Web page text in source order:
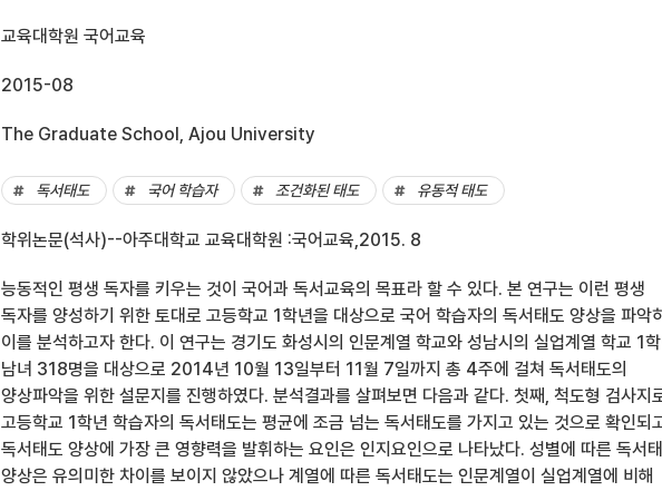
교육대학원 국어교육
2015-08
The Graduate School, Ajou University
독서태도 국어 학습자 조건화된 태도 유동적 태도
학위논문(석사)--아주대학교 교육대학원 :국어교육,2015. 8
능동적인 평생 독자를 키우는 것이 국어과 독서교육의 목표라 할 수 있다. 본 연구는 이런 평생
독자를 양성하기 위한 토대로 고등학교 1학년을 대상으로 국어 학습자의 독서태도 양상을 파악
이를 분석하고자 한다. 이 연구는 경기도 화성시의 인문계열 학교와 성남시의 실업계열 학교 1
남녀 318명을 대상으로 2014년 10월 13일부터 11월 7일까지 총 4주에 걸쳐 독서태도의
양상파악을 위한 설문지를 진행하였다. 분석결과를 살펴보면 다음과 같다. 첫째, 척도형 검사지
고등학교 1학년 학습자의 독서태도는 평균에 조금 넘는 독서태도를 가지고 있는 것으로 확인되
독서태도 양상에 가장 큰 영향력을 발휘하는 요인은 인지요인으로 나타났다. 성별에 따른 독서
양상은 유의미한 차이를 보이지 않았으나 계열에 따른 독서태도는 인문계열이 실업계열에 비해